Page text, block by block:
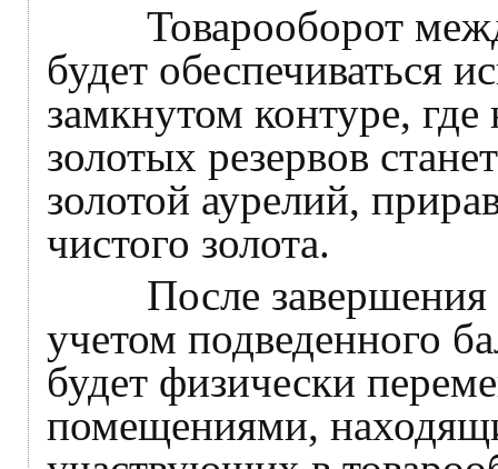
Товарооборот между
будет обеспечиваться
замкнутом контуре,
золотых резервов
золотой аурелий,
чистого золота.
После завершения
учетом подведенного
будет физически
помещениями,